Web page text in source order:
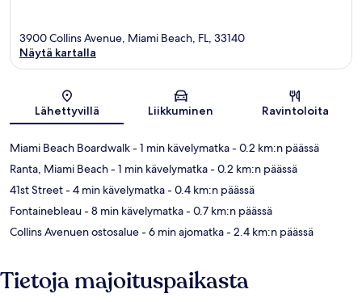
Kartta
3900 Collins Avenue, Miami Beach, FL, 33140
Näytä kartalla
Lähettyvillä Liikkuminen Ravintoloita
Miami Beach Boardwalk- 1 min kävelymatka- 0.2 km:n päässä
Ranta, Miami Beach- 1 min kävelymatka- 0.2 km:n päässä
41st Street- 4 min kävelymatka- 0.4 km:n päässä
Fontainebleau- 8 min kävelymatka- 0.7 km:n päässä
Collins Avenuen ostosalue- 6 min ajomatka- 2.4 km:n päässä
Tietoja majoituspaikasta